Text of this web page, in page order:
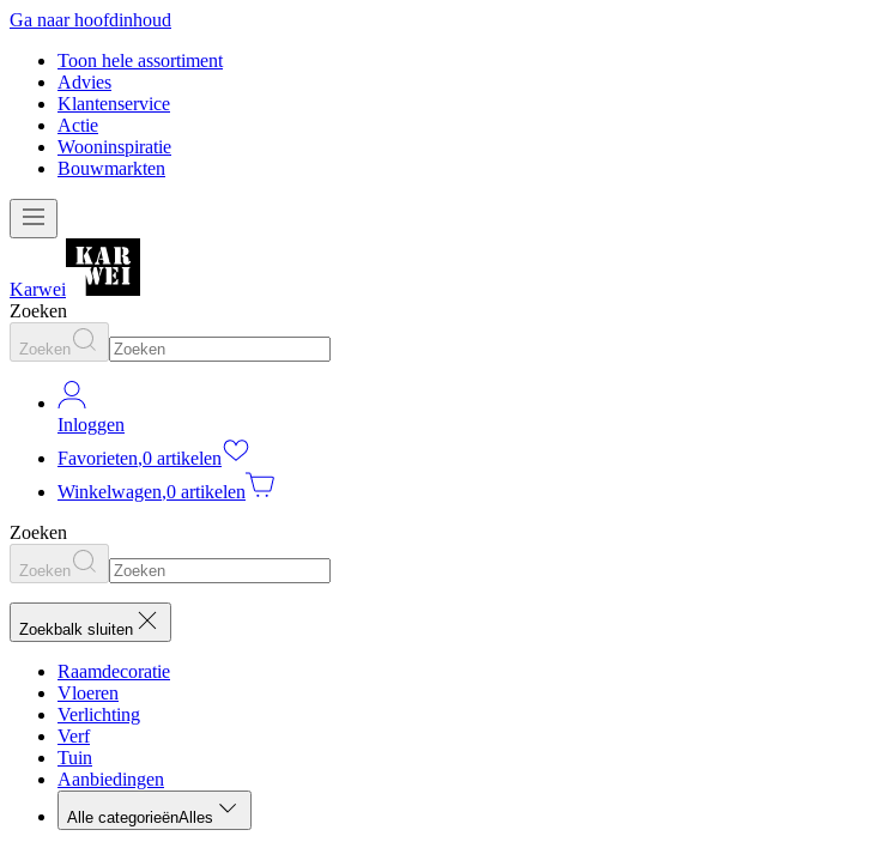
Ga naar hoofdinhoud
Toon hele assortiment
Advies
Klantenservice
Actie
Wooninspiratie
Bouwmarkten
Karwei
Zoeken
Zoeken
Inloggen
Favorieten,0 artikelen
Winkelwagen,0 artikelen
Zoeken
Zoeken
Zoekbalk sluiten
Raamdecoratie
Vloeren
Verlichting
Verf
Tuin
Aanbiedingen
Alle categorieënAlles